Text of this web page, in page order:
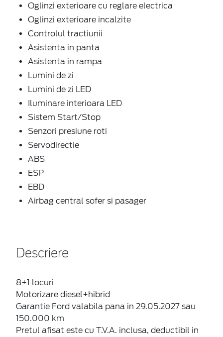
Oglinzi exterioare cu reglare electrica
Oglinzi exterioare incalzite
Controlul tractiunii
Asistenta in panta
Asistenta in rampa
Lumini de zi
Lumini de zi LED
Iluminare interioara LED
Sistem Start/Stop
Senzori presiune roti
Servodirectie
ABS
ESP
EBD
Airbag central sofer si pasager
Descriere
8+1 locuri
Motorizare diesel+hibrid
Garantie Ford valabila pana in 29.05.2027 sau
150.000 km
Pretul afisat este cu T.V.A. inclusa, deductibil in